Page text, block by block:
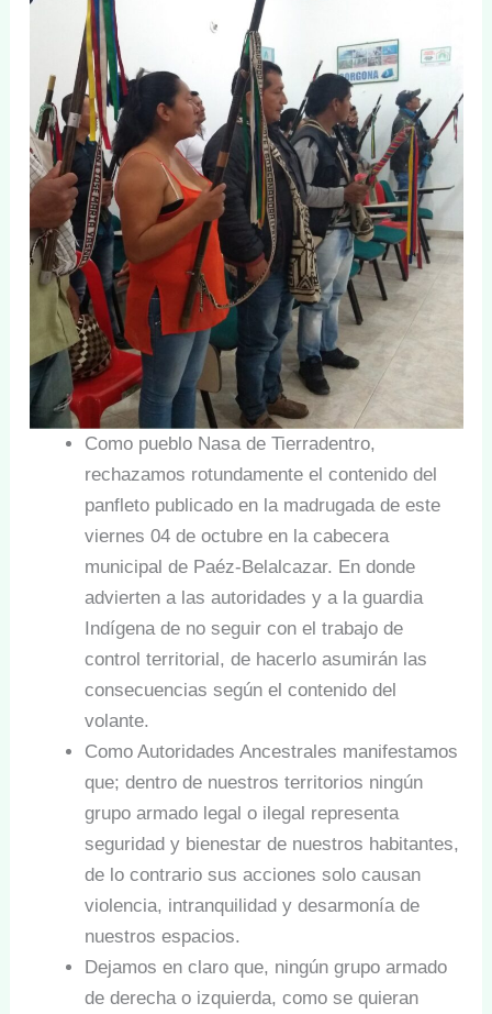
Como pueblo Nasa de Tierradentro,
rechazamos rotundamente el contenido del
panfleto publicado en la madrugada de este
viernes 04 de octubre en la cabecera
municipal de Paéz-Belalcazar. En donde
advierten a las autoridades y a la guardia
Indígena de no seguir con el trabajo de
control territorial, de hacerlo asumirán las
consecuencias según el contenido del
volante.
Como Autoridades Ancestrales manifestamos
que; dentro de nuestros territorios ningún
grupo armado legal o ilegal representa
seguridad y bienestar de nuestros habitantes,
de lo contrario sus acciones solo causan
violencia, intranquilidad y desarmonía de
nuestros espacios.
Dejamos en claro que, ningún grupo armado
de derecha o izquierda, como se quieran